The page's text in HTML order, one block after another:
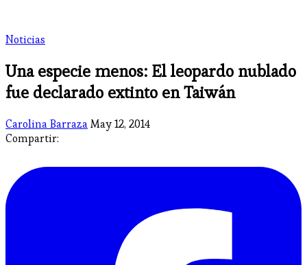
Noticias
Una especie menos: El leopardo nublado
fue declarado extinto en Taiwán
Carolina BarrazaMay 12, 2014
Compartir: